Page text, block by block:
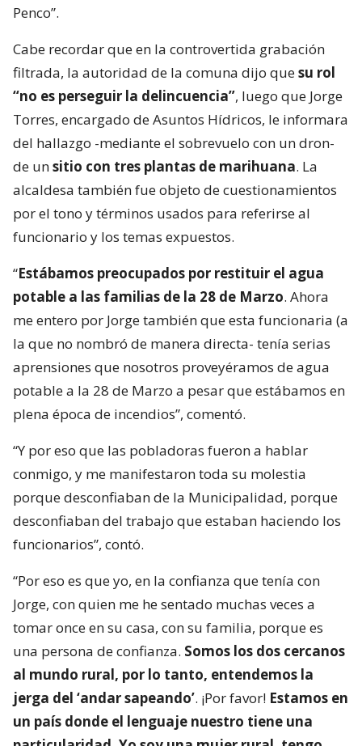
Penco”.
Cabe recordar que en la controvertida grabación
filtrada, la autoridad de la comuna dijo quesu rol
“no es perseguir la delincuencia”, luego que Jorge
Torres, encargado de Asuntos Hídricos, le informara
del hallazgo -mediante el sobrevuelo con un dron-
de unsitio con tres plantas de marihuana. La
alcaldesa también fue objeto de cuestionamientos
por el tono y términos usados para referirse al
funcionario y los temas expuestos.
“Estábamos preocupados por restituir el agua
potable a las familias de la 28 de Marzo. Ahora
me entero por Jorge también que esta funcionaria (a
la que no nombró de manera directa- tenía serias
aprensiones que nosotros proveyéramos de agua
potable a la 28 de Marzo a pesar que estábamos en
plena época de incendios”, comentó.
“Y por eso que las pobladoras fueron a hablar
conmigo, y me manifestaron toda su molestia
porque desconfiaban de la Municipalidad, porque
desconfiaban del trabajo que estaban haciendo los
funcionarios”, contó.
“Por eso es que yo, en la confianza que tenía con
Jorge, con quien me he sentado muchas veces a
tomar once en su casa, con su familia, porque es
una persona de confianza. Somos los dos cercanos
al mundo rural, por lo tanto, entendemos la
jerga del ‘andar sapeando’. ¡Por favor! Estamos en
un país donde el lenguaje nuestro tiene una